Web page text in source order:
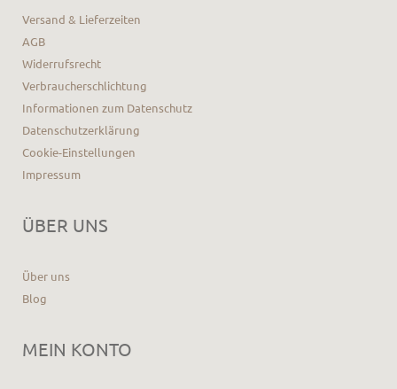
Versand & Lieferzeiten
AGB
Widerrufsrecht
Verbraucherschlichtung
Informationen zum Datenschutz
Datenschutzerklärung
Cookie-Einstellungen
Impressum
ÜBER UNS
Über uns
Blog
MEIN KONTO